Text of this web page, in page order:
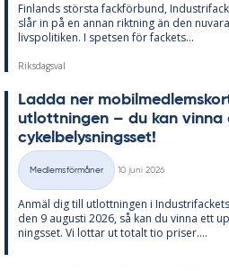
Fin­lan­ds störs­ta fack­för­bund,
slår in på en an­nan rikt­ning än den
livs­po­li­ti­ken. I spet­sen för fac­kets...
Riksdagsval
Lad­da ner
ut­lott­ning­en – du kan
cy­kel­be­lys­nings­set!
Kategorier
Medlemsförmåner
10 juni 2026
An­mäl dig till ut­lott­ning­en i
den 9 au­gusti 2026, så kan du vin­na ett
nings­set. Vi lot­tar ut to­talt tio pri­ser....